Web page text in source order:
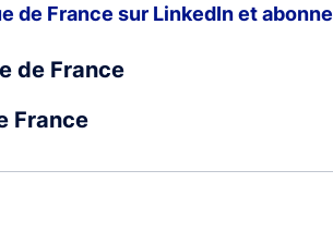
de France sur LinkedIn et
de France
France